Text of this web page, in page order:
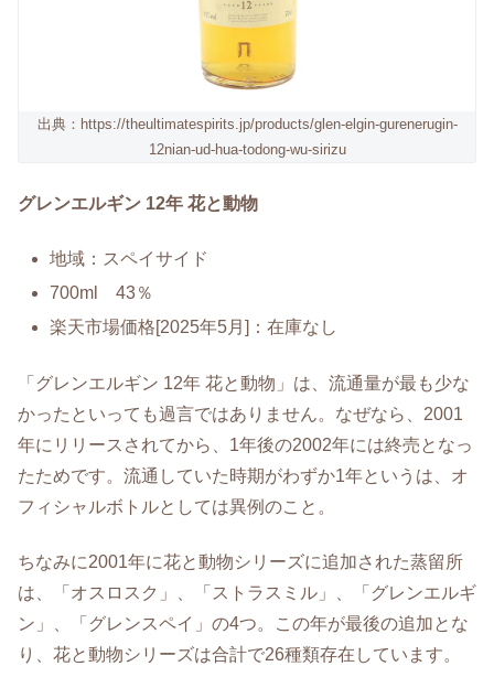
出典：https://theultimatespirits.jp/products/glen-elgin-gurenerugin-
12nian-ud-hua-todong-wu-sirizu
グレンエルギン 12年 花と動物
地域：スペイサイド
700ml 43％
楽天市場価格[2025年5月]：在庫なし
「グレンエルギン 12年 花と動物」は、流通量が最も少な
かったといっても過言ではありません。なぜなら、2001
年にリリースされてから、1年後の2002年には終売となっ
たためです。流通していた時期がわずか1年というは、オ
フィシャルボトルとしては異例のこと。
ちなみに2001年に花と動物シリーズに追加された蒸留所
は、「オスロスク」、「ストラスミル」、「グレンエルギ
ン」、「グレンスペイ」の4つ。この年が最後の追加とな
り、花と動物シリーズは合計で26種類存在しています。